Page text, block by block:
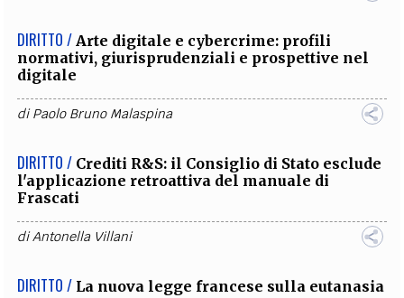
DIRITTO / Arte digitale e cybercrime: profili
normativi, giurisprudenziali e prospettive nel
digitale
diPaolo Bruno Malaspina
DIRITTO / Crediti R&S: il Consiglio di Stato esclude
l'applicazione retroattiva del manuale di
Frascati
diAntonella Villani
DIRITTO / La nuova legge francese sulla eutanasia